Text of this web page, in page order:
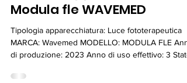
Vendita Apparecchiatura:
Modula fle WAVEMED
Tipologia apparecchiatura: Luce fototerapeutica
MARCA: Wavemed MODELLO: MODULA FLE Anno